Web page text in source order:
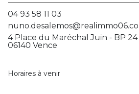
04 93 58 11 03
4 Place du Maréchal Juin - BP 24
06140 Vence
Horaires à venir